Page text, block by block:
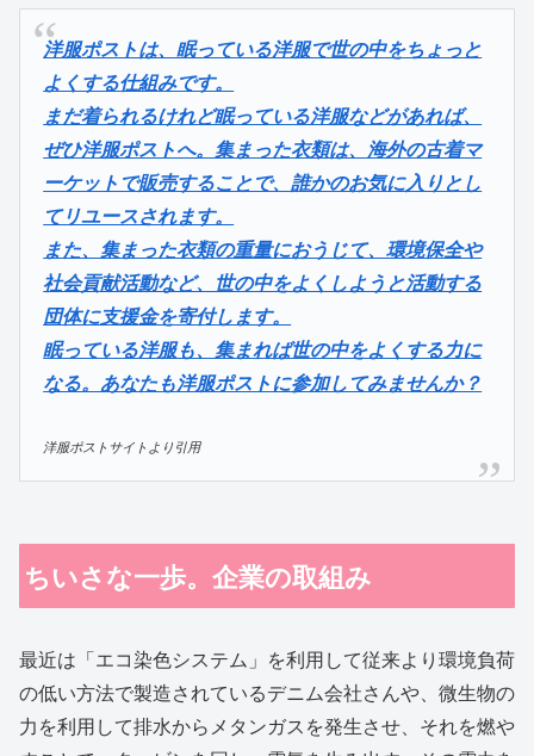
洋服ポストは、眠っている洋服で世の中をちょっと
よくする仕組みです。
まだ着られるけれど眠っている洋服などがあれば、
ぜひ洋服ポストへ。集まった衣類は、海外の古着マ
ーケットで販売することで、誰かのお気に入りとし
てリユースされます。
また、集まった衣類の重量におうじて、環境保全や
社会貢献活動など、世の中をよくしようと活動する
団体に支援金を寄付します。
眠っている洋服も、集まれば世の中をよくする力に
なる。あなたも洋服ポストに参加してみませんか？
洋服ポストサイトより引用
ちいさな一歩。企業の取組み
最近は「エコ染色システム」を利用して従来より環境負荷
の低い方法で製造されているデニム会社さんや、微生物の
力を利用して排水からメタンガスを発生させ、それを燃や